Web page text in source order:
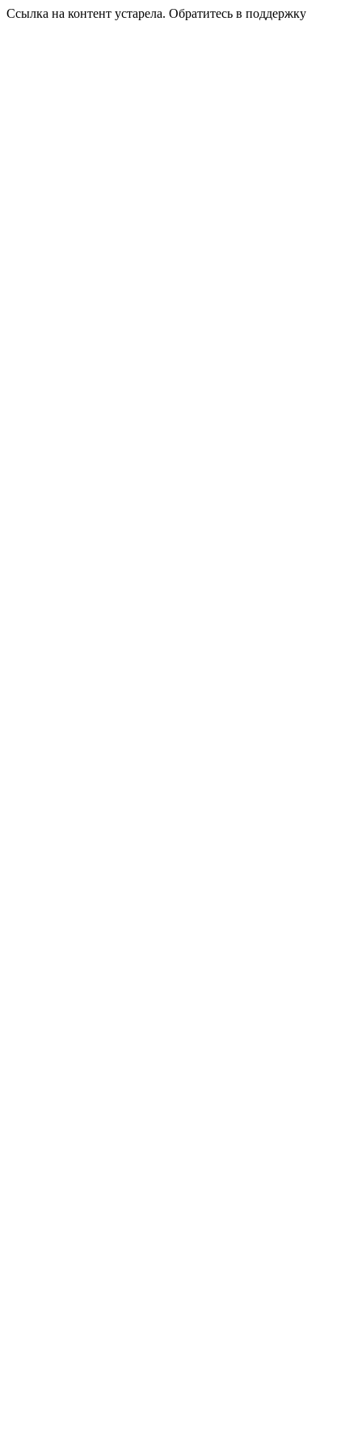
Ссылка на контент устарела. Обратитесь в поддержку